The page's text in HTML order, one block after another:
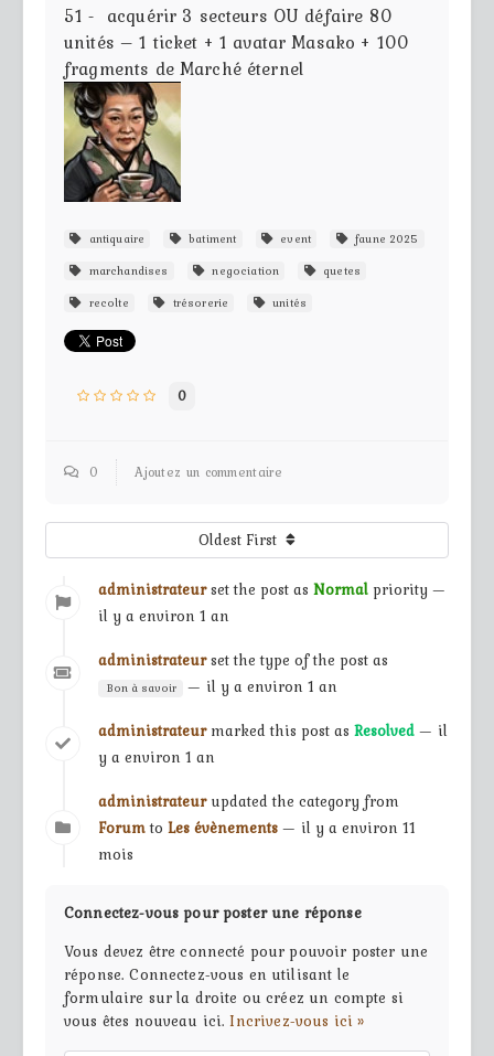
51 - acquérir 3 secteurs OU défaire 80
unités – 1 ticket + 1 avatar Masako + 100
fragments de Marché éternel
antiquaire batiment event
faune 2025
marchandises
negociation
quetes
recolte
trésorerie unités
0
0 Ajoutez un commentaire
Oldest First
administrateur set the post as Normal priority —
il y a environ 1 an
administrateur set the type of the post as
Bon à savoir
— il y a environ 1 an
administrateur marked this post as Resolved — il
y a environ 1 an
administrateur updated the category from
Forumto Les évènements — il y a environ 11
mois
Connectez-vous pour poster une réponse
Vous devez être connecté pour pouvoir poster une
réponse. Connectez-vous en utilisant le
formulaire sur la droite ou créez un compte si
vous êtes nouveau ici.Incrivez-vous ici »